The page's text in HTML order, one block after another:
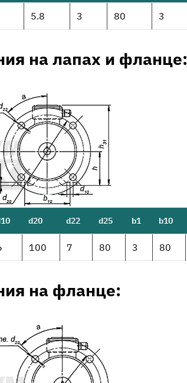
5.8 3 80 3
на лапах и фланце:
d20 d22 d25 b1 b10
100 7 80 3 80
на фланце: